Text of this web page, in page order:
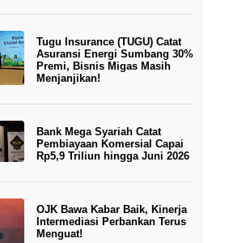
Tugu Insurance (TUGU) Catat
Asuransi Energi Sumbang 30%
Premi, Bisnis Migas Masih
Menjanjikan!
Bank Mega Syariah Catat
Pembiayaan Komersial Capai
Rp5,9 Triliun hingga Juni 2026
OJK Bawa Kabar Baik, Kinerja
Intermediasi Perbankan Terus
Menguat!